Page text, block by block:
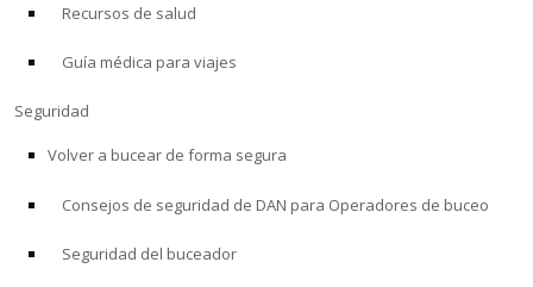
Tienda
Alert Diver
PROGRAMAS PROFESIONALES
Recursos de salud
Guía médica para viajes
Seguridad
Volver a bucear de forma segura
Consejos de seguridad de DAN para Operadores de buceo
Seguridad del buceador